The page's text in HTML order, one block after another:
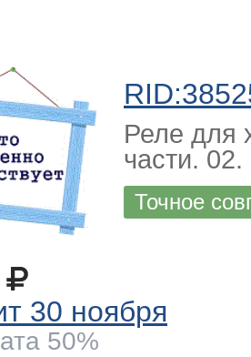
Реле для
части. 02.
Точное
30 ноября
50%